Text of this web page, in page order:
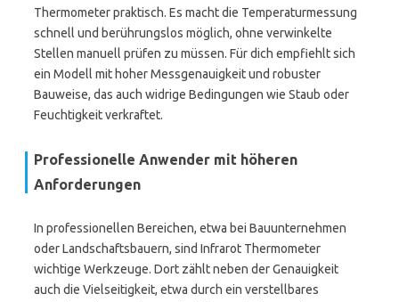
Thermometer praktisch. Es macht die Temperaturmessung
schnell und berührungslos möglich, ohne verwinkelte
Stellen manuell prüfen zu müssen. Für dich empfiehlt sich
ein Modell mit hoher Messgenauigkeit und robuster
Bauweise, das auch widrige Bedingungen wie Staub oder
Feuchtigkeit verkraftet.
Professionelle Anwender mit höheren
Anforderungen
In professionellen Bereichen, etwa bei Bauunternehmen
oder Landschaftsbauern, sind Infrarot Thermometer
wichtige Werkzeuge. Dort zählt neben der Genauigkeit
auch die Vielseitigkeit, etwa durch ein verstellbares